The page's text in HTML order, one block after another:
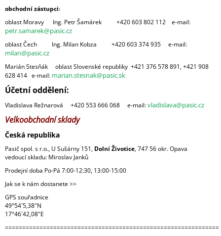
obchodní zástupci:
oblast Moravy Ing. Petr Šamárek +420 603 802 112 e-mail:
petr.samarek@pasic.cz
oblast Čech Ing. Milan Kobza +420 603 374 935 e-mail:
milan@pasic.cz
Marián Stesňák oblast Slovenské republiky +421 376 578 891, +421 908
628 414 e-mail: marian.stesnak@pasic.sk
Účetní oddělení:
Vladislava Režnarová +420 553 666 068 e-mail:vladislava@pasic.cz
Velkoobchodní sklady
Česká republika
Pasič spol. s r.o., U Sušárny 151, Dolní Životice, 747 56 okr. Opava
vedoucí skladu: Miroslav Janků
Prodejní doba Po-Pá 7:00-12:30, 13:00-15:00
Jak se k nám dostanete >>
GPS souřadnice
49°54´5,38"N
17°46´42,08"E
==============================================================